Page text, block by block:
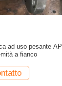
ad uso pesante API
a fianco